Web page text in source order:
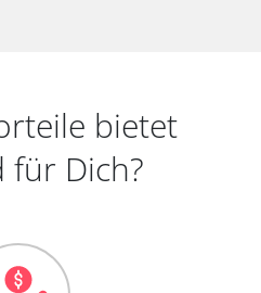
bietet
für Dich?